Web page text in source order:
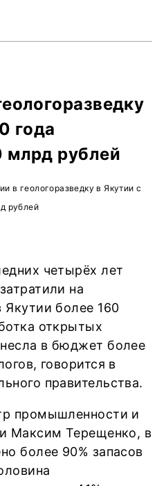
года
млрд рублей
в геологоразведку в Якутии с
рублей
четырёх лет
на
более 160
открытых
в бюджет более
говорится в
правительства.
промышленности и
Максим Терещенко, в
более 90% запасов